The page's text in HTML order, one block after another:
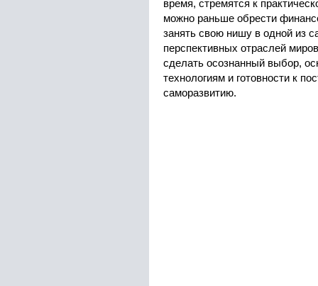
время, стремятся к
можно раньше обрести
занять свою нишу в одной из
перспективных отраслей
сделать осознанный выбор,
технологиям и готовности к
саморазвитию.